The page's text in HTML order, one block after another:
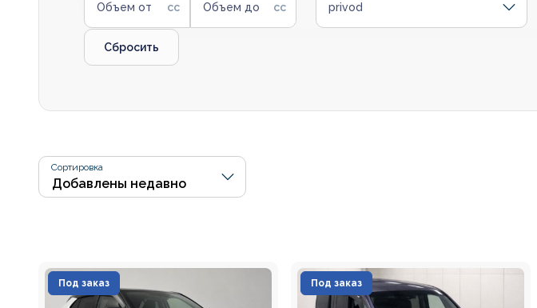
Объем от Объем до privod
Сбросить
Сортировка
Под заказ Под заказ